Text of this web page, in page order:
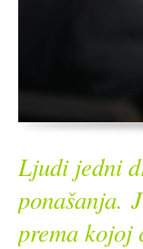
Ljudi jedni
ponašanja.
prema kojoj